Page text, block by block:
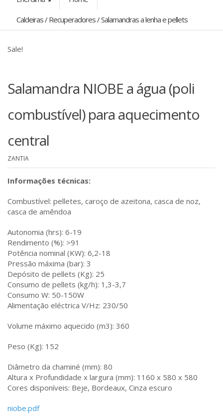
Caldeiras / Recuperadores / Salamandras a lenha e pellets
Sale!
Salamandra NIOBE a água (poli
combustível) para aquecimento
central
ZANTIA
Informações técnicas:
Combustível: pelletes, caroço de azeitona, casca de noz,
casca de amêndoa
Autonomia (hrs): 6-19
Rendimento (%): >91
Potência nominal (KW): 6,2-18
Pressão máxima (bar): 3
Depósito de pellets (Kg): 25
Consumo de pellets (kg/h): 1,3-3,7
Consumo W: 50-150W
Alimentação eléctrica V/Hz: 230/50
Volume máximo aquecido (m3): 360
Peso (Kg): 152
Diâmetro da chaminé (mm): 80
Altura x Profundidade x largura (mm): 1160 x 580 x 580
Cores disponíveis: Beje, Bordeaux, Cinza escuro
niobe.pdf